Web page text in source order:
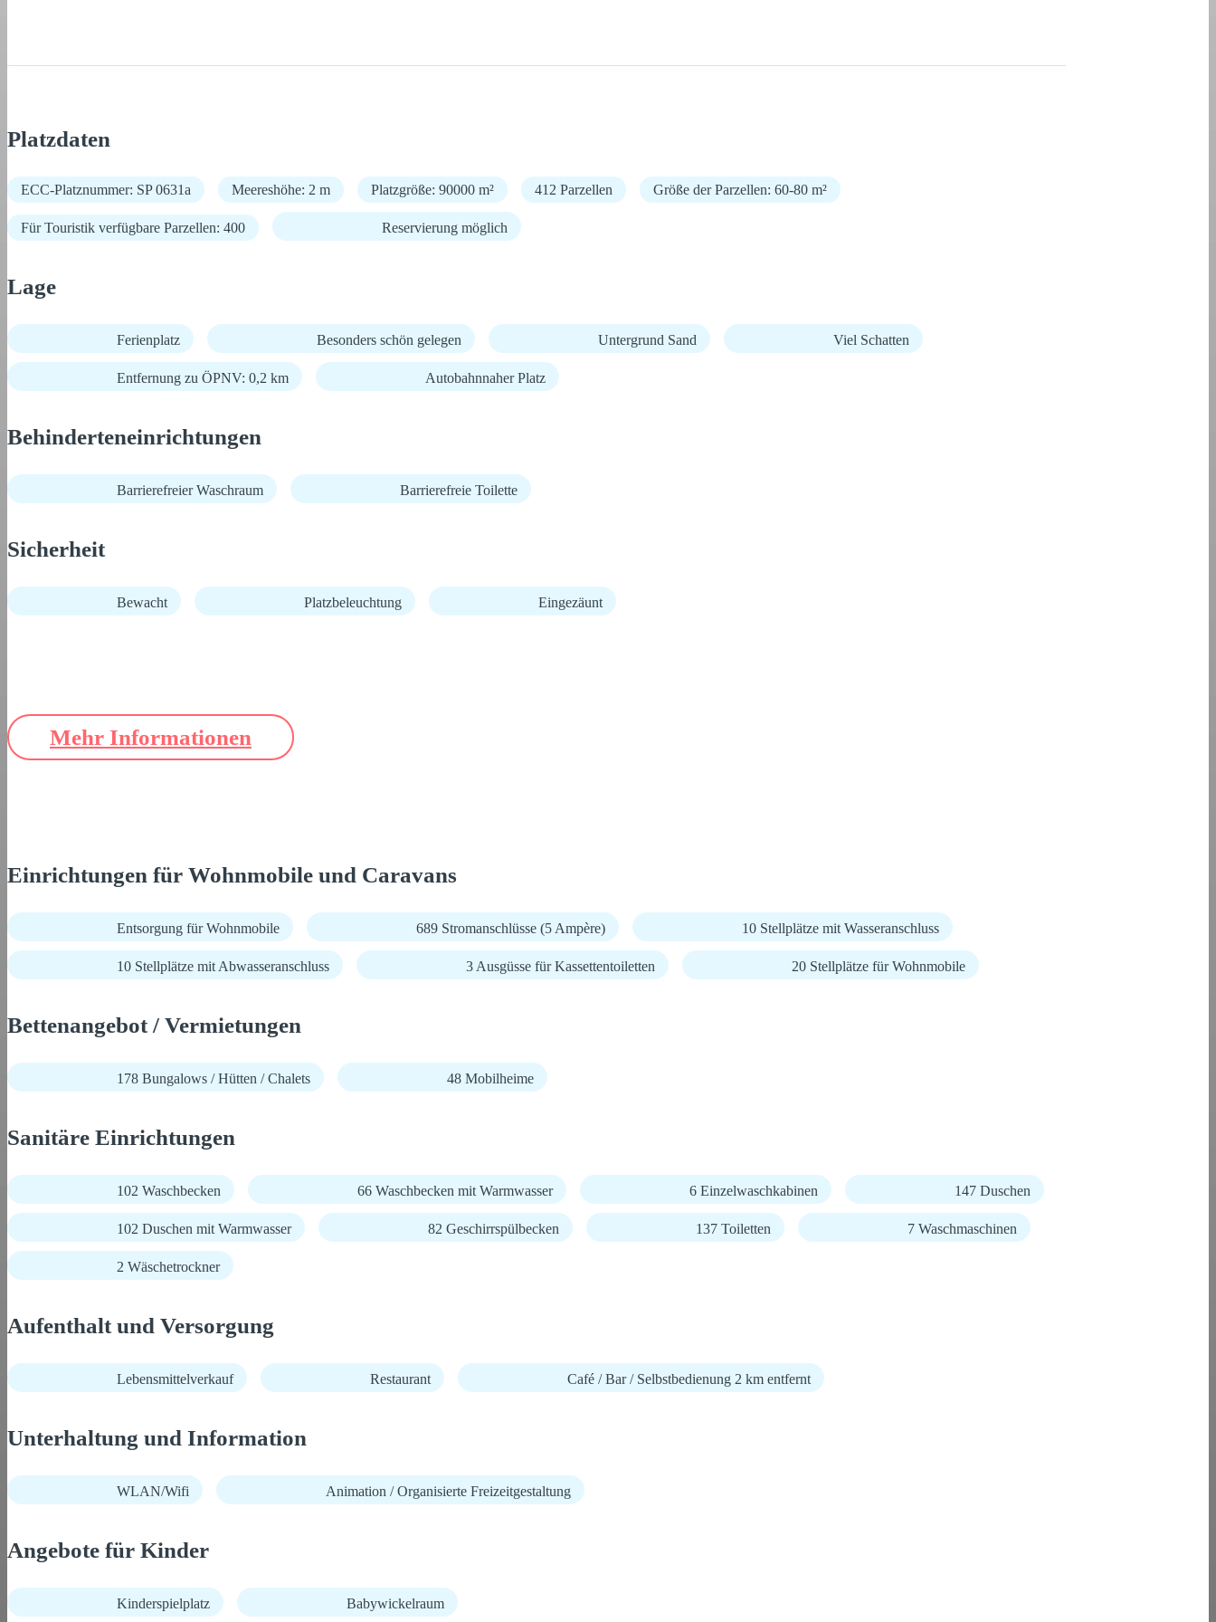
Platzdaten
ECC-Platznummer: SP 0631a Meereshöhe: 2 m Platzgröße: 90000 m² 412 Parzellen Größe der Parzellen: 60-80 m²
Für Touristik verfügbare Parzellen: 400 Reservierung möglich
Lage
Ferienplatz Besonders schön gelegen Untergrund Sand Viel Schatten
Entfernung zu ÖPNV: 0,2 km Autobahnnaher Platz
Behinderteneinrichtungen
Barrierefreier Waschraum Barrierefreie Toilette
Sicherheit
Bewacht Platzbeleuchtung Eingezäunt
Mehr Informationen
Einrichtungen für Wohnmobile und Caravans
Entsorgung für Wohnmobile 689 Stromanschlüsse (5 Ampère) 10 Stellplätze mit Wasseranschluss
10 Stellplätze mit Abwasseranschluss 3 Ausgüsse für Kassettentoiletten 20 Stellplätze für Wohnmobile
Bettenangebot / Vermietungen
178 Bungalows / Hütten / Chalets 48 Mobilheime
Sanitäre Einrichtungen
102 Waschbecken 66 Waschbecken mit Warmwasser 6 Einzelwaschkabinen 147 Duschen
102 Duschen mit Warmwasser 82 Geschirrspülbecken 137 Toiletten 7 Waschmaschinen
2 Wäschetrockner
Aufenthalt und Versorgung
Lebensmittelverkauf Restaurant Café / Bar / Selbstbedienung 2 km entfernt
Unterhaltung und Information
WLAN/Wifi Animation / Organisierte Freizeitgestaltung
Angebote für Kinder
Kinderspielplatz Babywickelraum